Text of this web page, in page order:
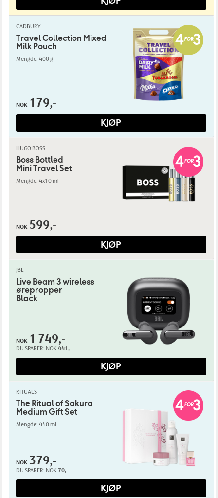
CADBURY
Travel Collection Mixed
Milk Pouch
Mengde: 400 g
NOK 179,-
KJØP
HUGO BOSS
Boss Bottled
Mini Travel Set
Mengde: 4x10 ml
NOK 599,-
KJØP
JBL
Live Beam 3 wireless
ørepropper
Black
NOK 1 749,-
DU SPARER: NOK 441,-
KJØP
RITUALS
The Ritual of Sakura
Medium Gift Set
Mengde: 440 ml
NOK 379,-
DU SPARER: NOK 70,-
KJØP